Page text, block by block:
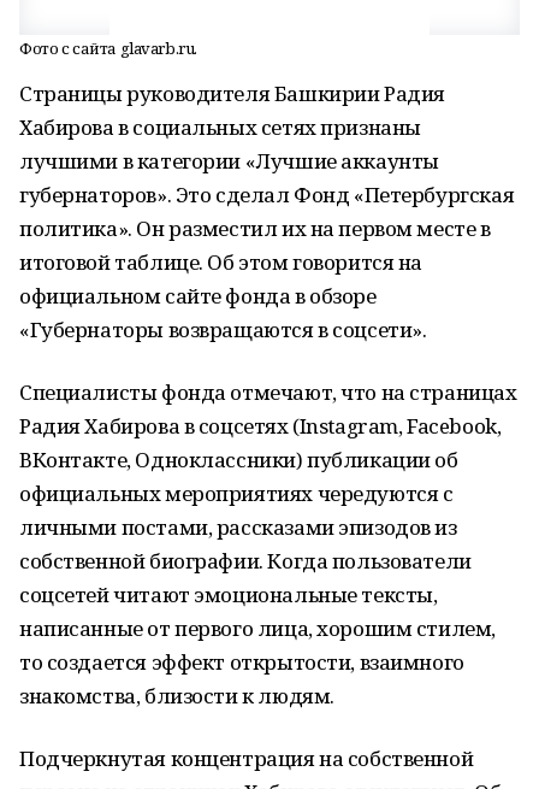
Фото с сайта glavarb.ru.
Страницы руководителя Башкирии Радия
Хабирова в социальных сетях признаны
лучшими в категории «Лучшие аккаунты
губернаторов». Это сделал Фонд «Петербургская
политика». Он разместил их на первом месте в
итоговой таблице. Об этом говорится на
официальном сайте фонда в обзоре
«Губернаторы возвращаются в соцсети».
Специалисты фонда отмечают, что на страницах
Радия Хабирова в соцсетях (Instagram, Facebook,
ВКонтакте, Одноклассники) публикации об
официальных мероприятиях чередуются с
личными постами, рассказами эпизодов из
собственной биографии. Когда пользователи
соцсетей читают эмоциональные тексты,
написанные от первого лица, хорошим стилем,
то создается эффект открытости, взаимного
знакомства, близости к людям.
Подчеркнутая концентрация на собственной